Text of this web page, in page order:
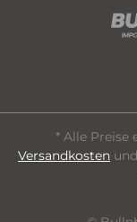
* Alle Preise
Versandkosten